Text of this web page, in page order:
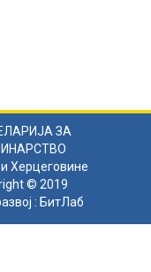
ЗА
Херцеговине
© 2019
: БитЛаб